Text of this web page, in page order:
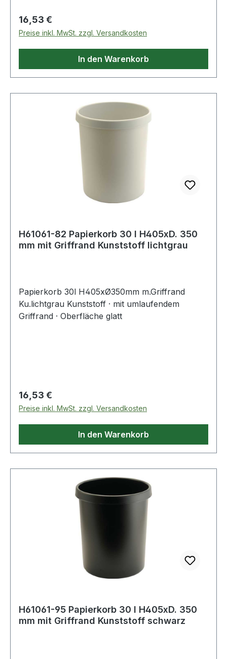
Regulärer Preis:
16,53 €
Preise inkl. MwSt. zzgl. Versandkosten
In den Warenkorb
H61061-82 Papierkorb 30 l H405xD. 350
mm mit Griffrand Kunststoff lichtgrau
Papierkorb 30l H405xØ350mm m.Griffrand
Ku.lichtgrau Kunststoff · mit umlaufendem
Griffrand · Oberfläche glatt
Regulärer Preis:
16,53 €
Preise inkl. MwSt. zzgl. Versandkosten
In den Warenkorb
H61061-95 Papierkorb 30 l H405xD. 350
mm mit Griffrand Kunststoff schwarz